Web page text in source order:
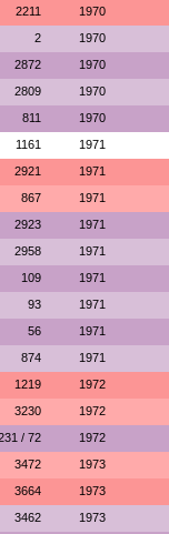
2211 1970
2 1970
2872 1970
2809 1970
811 1970
1161 1971
2921 1971
867 1971
2923 1971
2958 1971
109 1971
93 1971
56 1971
874 1971
1219 1972
3230 1972
/ 72 1972
3472 1973
3664 1973
3462 1973